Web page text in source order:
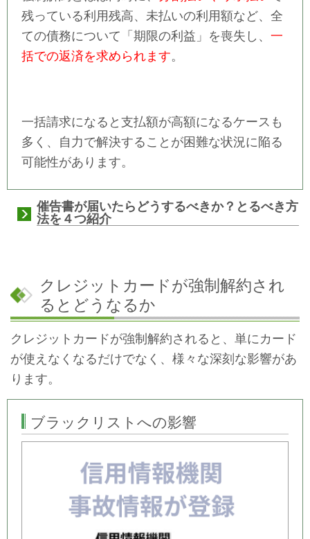
残っている利用残高、未払いの利用額など、全
ての債務について「期限の利益」を喪失し、 一
括での返済を求められます。
一括請求になると支払額が高額になるケースも
多く、自力で解決することが困難な状況に陥る
可能性があります。
催告書が届いたらどうするべきか？とるべき方
法を４つ紹介
クレジットカードが強制解約され
るとどうなるか
クレジットカードが強制解約されると、単にカード
が使えなくなるだけでなく、様々な深刻な影響があ
ります。
ブラックリストへの影響